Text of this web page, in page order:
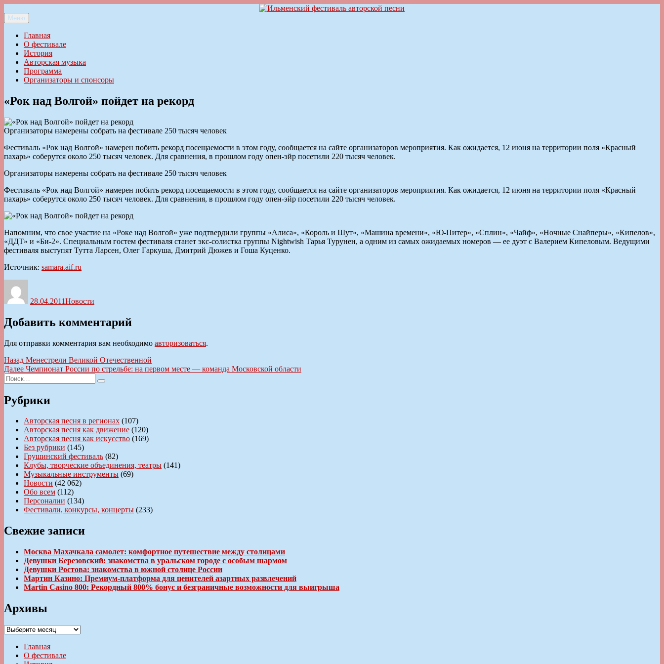
к
содержимому
Ильменский фестиваль авторской песни
Меню
Главная
О фестивале
История
Авторская музыка
Программа
Организаторы и спонсоры
«Рок над Волгой» пойдет на рекорд
Организаторы намерены собрать на фестивале 250 тысяч человек
Фестиваль «Рок над Волгой» намерен побить рекорд посещаемости в этом году, сообщается на сайте организаторов мероприятия. Как ожидается, 12 июня на территории поля «Красный
пахарь» соберутся около 250 тысяч человек. Для сравнения, в прошлом году опен-эйр посетили 220 тысяч человек.
Организаторы намерены собрать на фестивале 250 тысяч человек
Фестиваль «Рок над Волгой» намерен побить рекорд посещаемости в этом году, сообщается на сайте организаторов мероприятия. Как ожидается, 12 июня на территории поля «Красный
пахарь» соберутся около 250 тысяч человек. Для сравнения, в прошлом году опен-эйр посетили 220 тысяч человек.
Напомним, что свое участие на «Роке над Волгой» уже подтвердили группы «Алиса», «Король и Шут», «Машина времени», «Ю-Питер», «Сплин», «Чайф», «Ночные Снайперы», «Кипелов»,
«ДДТ» и «Би-2». Специальным гостем фестиваля станет экс-солистка группы Nightwish Тарья Турунен, а одним из самых ожидаемых номеров — ее дуэт с Валерием Кипеловым. Ведущими
фестиваля выступят Тутта Ларсен, Олег Гаркуша, Дмитрий Дюжев и Гоша Куценко.
Источник: samara.aif.ru
28.04.2011Новости
Добавить комментарий
Для отправки комментария вам необходимо авторизоваться.
Навигация
по
записям
Назад Предыдущая
запись:
Менестрели Великой Отечественной
Далее Следующая
Чемпионат России по стрельбе: на первом месте — команда Московской области
Искать:
Поиск
Рубрики
Авторская песня в регионах (107)
Авторская песня как движение (120)
Авторская песня как искусство (169)
Без рубрики (145)
Грушинский фестиваль (82)
Клубы, творческие объединения, театры (141)
Музыкальные инструменты (69)
Новости (42 062)
Обо всем (112)
Персоналии (134)
Фестивали, конкурсы, концерты (233)
Свежие записи
Москва Махачкала самолет: комфортное путешествие между столицами
Девушки Березовский: знакомства в уральском городе с особым шармом
Девушки Ростова: знакомства в южной столице России
Мартин Казино: Премиум-платформа для ценителей азартных развлечений
Martin Casino 800: Рекордный 800% бонус и безграничные возможности для выигрыша
Архивы
Архивы
Главная
О фестивале